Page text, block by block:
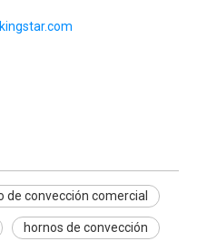
de convección comercial
hornos de convección